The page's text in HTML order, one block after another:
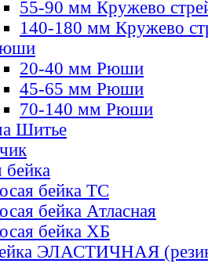
55-90 мм Кружево
140-180 мм Кружево
20-40 мм Рюши
45-65 мм Рюши
70-140 мм Рюши
Шитье
бейка
бейка ТС
бейка Атласная
бейка ХБ
ЭЛАСТИЧНАЯ